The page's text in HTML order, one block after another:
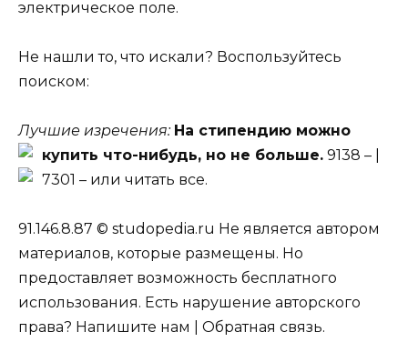
электрическое поле.
Не нашли то, что искали? Воспользуйтесь
поиском:
Лучшие изречения: На стипендию можно
купить что-нибудь, но не больше. 9138 –
7301 – или читать все.
91.146.8.87 © studopedia.ru Не является автором
материалов, которые размещены. Но
предоставляет возможность бесплатного
использования. Есть нарушение авторского
права? Напишите нам | Обратная связь.